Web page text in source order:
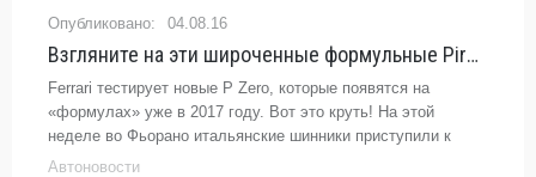
04.08.16
Взгляните на эти широченные формульные Pirelli - «Автоновости»
Ferrari тестирует новые P Zero, которые появятся на
«формулах» уже в 2017 году. Вот это круть! На этой
неделе во Фьорано итальянские шинники приступили к
тестам резины для Ф1, которую команды будут
Автоновости